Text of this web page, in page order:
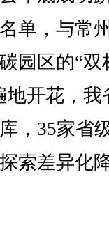
单，与常
园区的“双
地开花，我
，35家省
索差异化